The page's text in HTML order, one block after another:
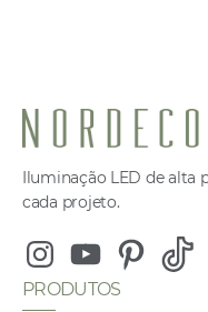
Iluminação LED de
cada projeto.
InstagramYoutubePinterest
Tiktok
PRODUTOS